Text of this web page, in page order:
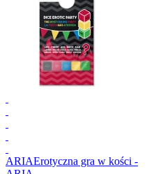
ARIAErotyczna gra w kości -